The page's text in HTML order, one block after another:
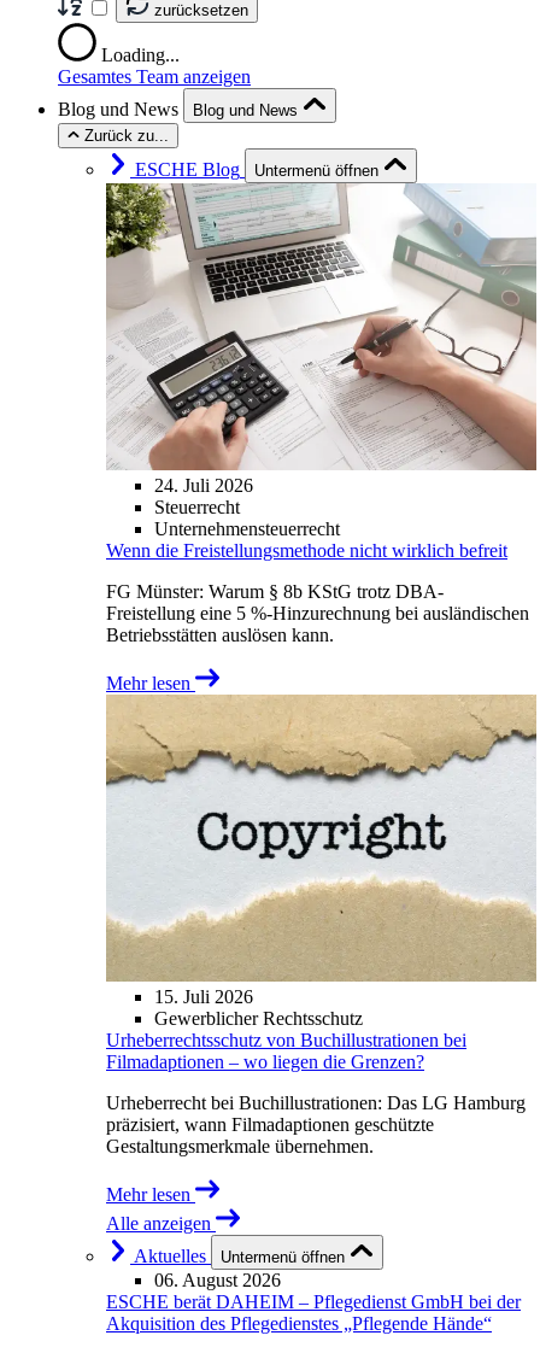
zurücksetzen
Loading...
Gesamtes Team anzeigen
Blog und News
Blog und News
Zurück zu...
ESCHE Blog Untermenü öffnen
24. Juli 2026
Steuerrecht
Unternehmensteuerrecht
Wenn die Freistellungsmethode nicht wirklich befreit
FG Münster: Warum § 8b KStG trotz DBA-
Freistellung eine 5 %-Hinzurechnung bei ausländischen
Betriebsstätten auslösen kann.
Mehr lesen
15. Juli 2026
Gewerblicher Rechtsschutz
Urheberrechtsschutz von Buchillustrationen bei
Filmadaptionen – wo liegen die Grenzen?
Urheberrecht bei Buchillustrationen: Das LG Hamburg
präzisiert, wann Filmadaptionen geschützte
Gestaltungsmerkmale übernehmen.
Mehr lesen
Alle anzeigen
Aktuelles
Untermenü öffnen
06. August 2026
ESCHE berät DAHEIM – Pflegedienst GmbH bei der
Akquisition des Pflegedienstes „Pflegende Hände“